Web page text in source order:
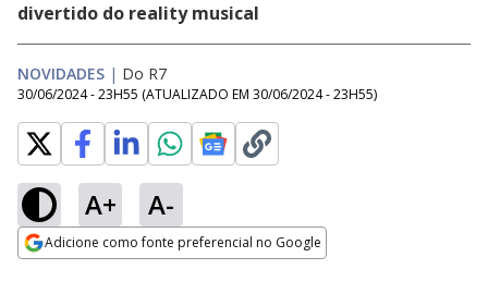
divertido do reality musical
NOVIDADES | Do R7
30/06/2024 - 23H55 (ATUALIZADO EM 30/06/2024 - 23H55)
A+ A-
Adicione como fonte preferencial no Google